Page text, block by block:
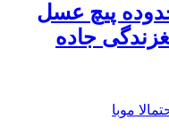
پیچ عسل
جاده